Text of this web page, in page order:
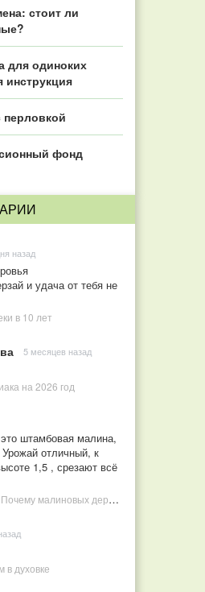
стоит ли
для одиноких
инструкция
перловкой
фонд
назад
и удача от тебя не
в 10 лет
5 месяцев назад
на 2026 год
штамбовая малина,
отличный, к
1,5 , срезают всё
Товарищи, это РАЗВОД! Почему малиновых деревьев не бывает, или Как ушлые продавцы наживаются на мечтах садоводов
духовке